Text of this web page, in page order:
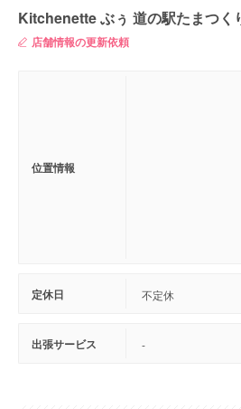
Kitchenette ぶぅ 道の駅たまつく
店舗情報の更新依頼
位置情報
定休日 不定休
出張サービス -